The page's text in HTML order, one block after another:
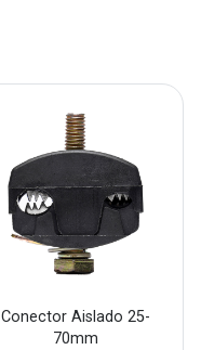
Conector Aislado 25-
70mm